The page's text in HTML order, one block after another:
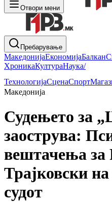
Отвори мени
Пребарување
МакедонијаЕкономијаБалкан
ХроникаКултураНаука/
ТехнологијаСценаСпорт
Македонија
Судењето за
заострува:
вештачења за
Трајковски
судот